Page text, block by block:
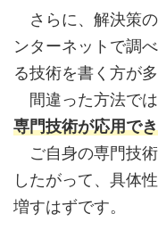
さらに、解決策
ンターネットで調
る技術を書く方が
間違った方法で
専門技術が応用で
ご自身の専門技術
したがって、具体
増すはずです。